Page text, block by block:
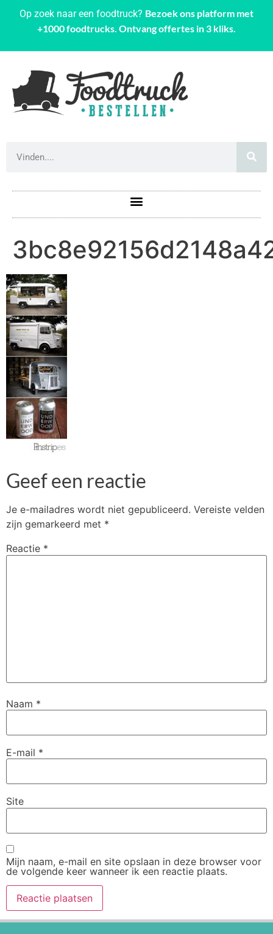
Op zoek naar een foodtruck? Bezoek ons platform met
+1000 foodtrucks. Ontvang offertes in 3 kliks.
Geef een reactie
Je e-mailadres wordt niet gepubliceerd. Vereiste velden
zijn gemarkeerd met *
Reactie *
Naam *
E-mail *
Site
Mijn naam, e-mail en site opslaan in deze browser voor
de volgende keer wanneer ik een reactie plaats.